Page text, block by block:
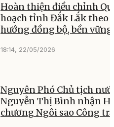
Hoàn thiện điều chỉnh
hoạch tỉnh Đắk Lắk theo
hướng đồng bộ, bền vững
18:14, 22/05/2026
Nguyên Phó Chủ tịch
Nguyễn Thị Bình nhận
chương Ngôi sao Công